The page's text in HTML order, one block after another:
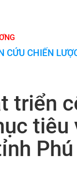
CỨU CHIẾN
triển